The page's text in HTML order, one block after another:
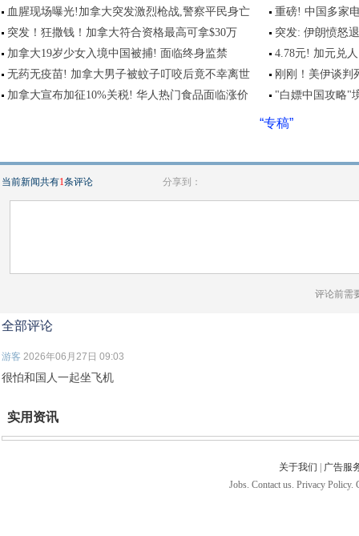
血腥现场曝光!加拿大突发激烈枪战,警察平民身亡
重磅! 中国多家
突发！狂撒钱！加拿大符合资格最高可拿$30万
突发: 伊朗愤怒
加拿大19岁少女入境中国被捕! 面临终身监禁
4.78元! 加元兑
无药无疫苗! 加拿大男子被蚊子叮咬后竟不幸离世
刚刚！美伊谈判
加拿大宣布加征10%关税! 华人热门食品面临涨价
"白嫖中国攻略"
“专稿”
当前新闻共有1条评论 分享到：
评论前需
全部评论
游客 2026年06月27日 09:03
很怕和国人一起坐飞机
实用资讯
关于我们
广告服
Jobs. Contact us. Privacy